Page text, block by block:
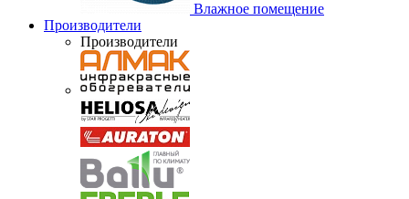
Влажное помещение
Производители
Производители